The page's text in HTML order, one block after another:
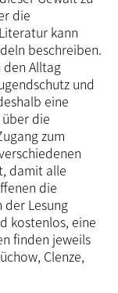
die
kann
beschreiben.
den Alltag
und
eine
die
zum
damit alle
die
der Lesung
kostenlos, eine
finden jeweils
Clenze,